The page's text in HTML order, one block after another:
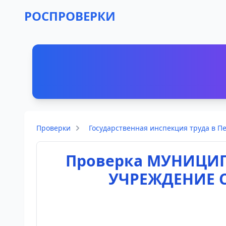
РОСПРОВЕРКИ
Проверки Государственная инспекция труда в
Проверка
УЧРЕЖДЕНИЕ